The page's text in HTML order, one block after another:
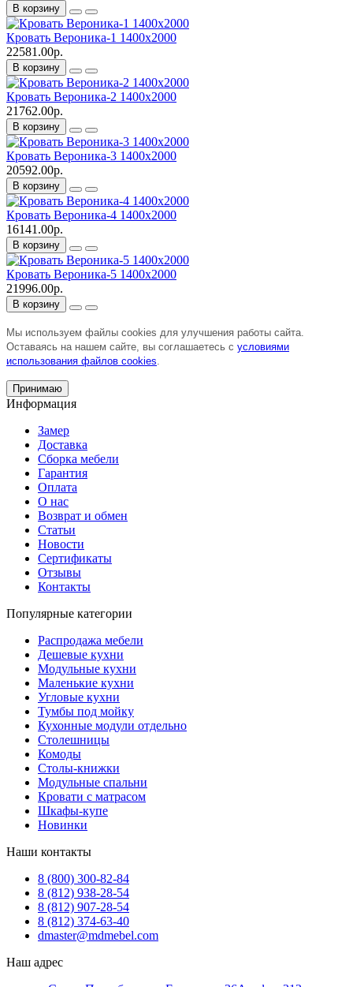
В корзину
Кровать Вероника-1 1400х2000
22581.00р.
В корзину
Кровать Вероника-2 1400х2000
21762.00р.
В корзину
Кровать Вероника-3 1400х2000
20592.00р.
В корзину
Кровать Вероника-4 1400х2000
16141.00р.
В корзину
Кровать Вероника-5 1400х2000
21996.00р.
В корзину
Мы используем файлы cookies для улучшения работы сайта.
Оставаясь на нашем сайте, вы соглашаетесь с условиями
использования файлов cookies.
Принимаю
Информация
Замер
Доставка
Сборка мебели
Гарантия
Оплата
О нас
Возврат и обмен
Статьи
Новости
Сертификаты
Отзывы
Контакты
Популярные категории
Распродажа мебели
Дешевые кухни
Модульные кухни
Маленькие кухни
Угловые кухни
Тумбы под мойку
Кухонные модули отдельно
Столешницы
Комоды
Столы-книжки
Модульные спальни
Кровати с матрасом
Шкафы-купе
Новинки
Наши контакты
8 (800) 300-82-84
8 (812) 938-28-54
8 (812) 907-28-54
8 (812) 374-63-40
dmaster@mdmebel.com
Наш адрес